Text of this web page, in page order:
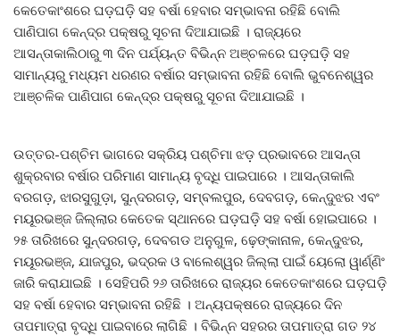
କେତେକାଂଶରେ ଘଡ଼ଘଡ଼ି ସହ ବର୍ଷା ହେବାର ସମ୍ଭାବନା ରହିଛି ବୋଲି
ପାଣିପାଗ କେନ୍ଦ୍ର ପକ୍ଷରୁ ସୂଚନା ଦିଆଯାଇଛି । ରାଜ୍ୟରେ
ଆସନ୍ତାକାଲିଠାରୁ ୩ ଦିନ ପର୍ଯ୍ୟନ୍ତ ବିଭିନ୍ନ ଅଞ୍ଚଳରେ ଘଡ଼ଘଡ଼ି ସହ
ସାମାନ୍ୟରୁ ମଧ୍ୟମ ଧରଣର ବର୍ଷାର ସମ୍ଭାବନା ରହିଛି ବୋଲି ଭୁବନେଶ୍ୱର
ଆଞ୍ଚଳିକ ପାଣିପାଗ କେନ୍ଦ୍ର ପକ୍ଷରୁ ସୂଚନା ଦିଆଯାଇଛି ।
ଉତ୍ତର-ପଶ୍ଚିମ ଭାଗରେ ସକ୍ରିୟ ପଶ୍ଚିମା ଝଡ଼ ପ୍ରଭାବରେ ଆସନ୍ତା
ଶୁକ୍ରବାର ବର୍ଷାର ପରିମାଣ ସାମାନ୍ୟ ବୃଦ୍ଧି ପାଇପାରେ । ଆସନ୍ତାକାଲି
ବରଗଡ଼, ଝାରସୁଗୁଡ଼ା, ସୁନ୍ଦରଗଡ଼, ସମ୍ବଲପୁର, ଦେବଗଡ଼, କେନ୍ଦୁଝର ଏବଂ
ମୟୂରଭଞ୍ଜ ଜିଲ୍ଲାର କେତେକ ସ୍ଥାନରେ ଘଡ଼ଘଡ଼ି ସହ ବର୍ଷା ହୋଇପାରେ ।
୨୫ ତାରିଖରେ ସୁନ୍ଦରଗଡ଼, ଦେବଗଡ ଅନୁଗୁଳ, ଢ଼େଙ୍କାନାଳ, କେନ୍ଦୁଝର,
ମୟୂରଭଞ୍ଜ, ଯାଜପୁର, ଭଦ୍ରକ ଓ ବାଲେଶ୍ୱର ଜିଲ୍ଲା ପାଇଁ ୟେଲୋ ୱାର୍ଣ୍ଣିଂ
ଜାରି କରାଯାଇଛି । ସେହିପରି ୨୬ ତାରିଖରେ ରାଜ୍ୟର କେତେକାଂଶରେ ଘଡ଼ଘଡ଼ି
ସହ ବର୍ଷା ହେବାର ସମ୍ଭାବନା ରହିଛି । ଅନ୍ୟପକ୍ଷରେ ରାଜ୍ୟରେ ଦିନ
ତାପମାତ୍ରା ବୃଦ୍ଧି ପାଇବାରେ ଲାଗିଛି । ବିଭିନ୍ନ ସହରର ତାପମାତ୍ରା ଗତ ୨୪